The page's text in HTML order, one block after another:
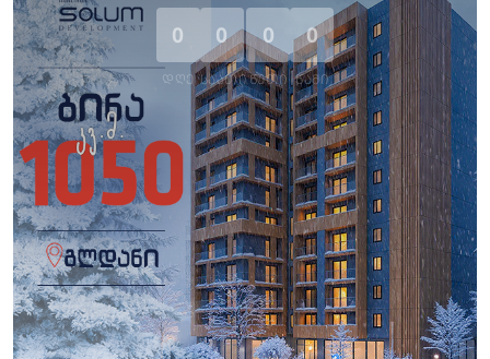
0
ᲓᲦᲔ
0
ᲡᲐᲐᲗᲘ
0
ᲬᲣᲗᲘ
0
ᲬᲐᲛᲘ